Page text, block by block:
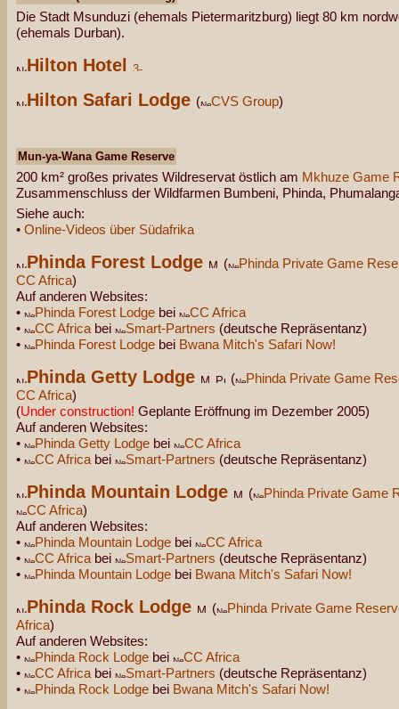
Die Stadt Msunduzi (ehemals Pietermaritzburg) liegt 80 km
(ehemals Durban).
Hilton Hotel
Hilton Safari Lodge ( CVS Group)
Mun-ya-Wana Game Reserve
200 km² großes privates Wildreservat östlich am Mkhuze Game
Zusammenschluss der Wildfarmen Bumbeni, Phinda,
Siehe auch:
• Online-Videos über Südafrika
Phinda Forest Lodge (
Phinda Private Game
CC Africa)
Auf anderen Websites:
•
Phinda Forest Lodge bei
CC Africa
•
CC Africa bei Smart-Partners (deutsche Repräsentanz)
•
Phinda Forest Lodge bei Bwana Mitch's Safari Now!
Phinda Getty Lodge (
Phinda Private Game
CC Africa)
(Under construction! Geplante Eröffnung im Dezember 2005)
Auf anderen Websites:
•
Phinda Getty Lodge bei
CC Africa
•
CC Africa bei Smart-Partners (deutsche Repräsentanz)
Phinda Mountain Lodge (
Phinda Private Game
CC Africa)
Auf anderen Websites:
•
Phinda Mountain Lodge bei
CC Africa
•
CC Africa bei Smart-Partners (deutsche Repräsentanz)
•
Phinda Mountain Lodge bei Bwana Mitch's Safari Now!
Phinda Rock Lodge (
Phinda Private Game
Africa)
Auf anderen Websites:
•
Phinda Rock Lodge bei
CC Africa
•
CC Africa bei Smart-Partners (deutsche Repräsentanz)
•
Phinda Rock Lodge bei Bwana Mitch's Safari Now!